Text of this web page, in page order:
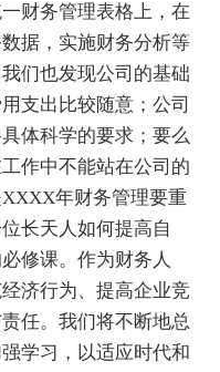
财务管理表格上，在
据，实施财务分析等
们也发现公司的基础
支出比较随意；公司
体科学的要求；要么
作中不能站在公司的
年财务管理要重
长天人如何提高自
修课。作为财务人
济行为、提高企业竞
任。我们将不断地总
学习，以适应时代和